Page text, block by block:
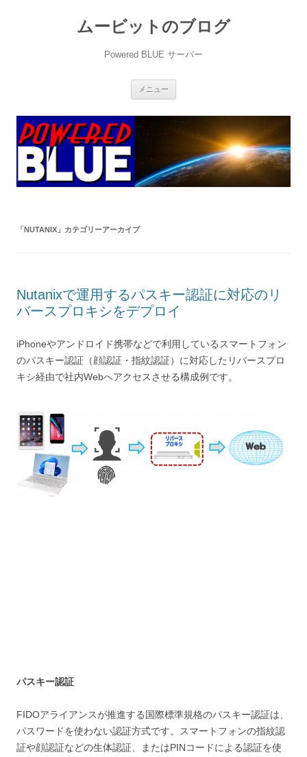
ムービットのブログ
Powered BLUE サーバー
メニュー
ツ
ッ
プ
「NUTANIX 」カテゴリーアーカイブ
Nutanixで運用するパスキー認証に対応のリ
バースプロキシをデプロイ
iPhoneやアンドロイド携帯などで利用しているスマートフォン
のパスキー認証（顔認証・指紋認証）に対応したリバースプロ
キシ経由で社内Webへアクセスさせる構成例です。
パスキー認証
FIDOアライアンスが推進する国際標準規格のパスキー認証は、
パスワードを使わない認証方式です。
スマートフォンの指紋認
証や顔認証などの生体認証、またはPINコードによる認証を使